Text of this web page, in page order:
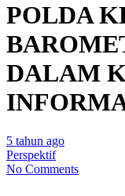
POLDA
DALAM
5 tahun ago
Perspektif
No Comments